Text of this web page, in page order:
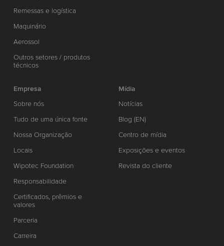
Remessas e logística
Maquinário
Aerossol
Outros setores / produtos
técnicos
Empresa
Sobre nós
Tudo de uma única fonte
Nossa Organização
Locais
Wipotec Foundation
Responsabilidade
Certificados, prêmios e
valores
Parceria
Carreira
Mídia
Notícias
Blog (EN)
Centro de mídia
Exposições e eventos
Revista do cliente